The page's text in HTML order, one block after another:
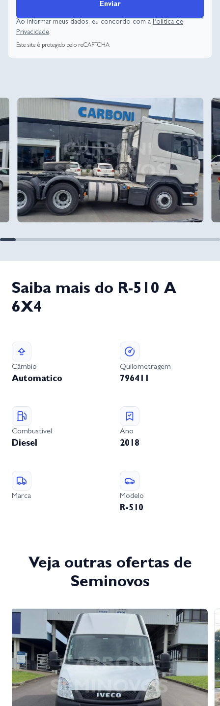
Enviar
Ao informar meus dados, eu concordo com a Política de
Privacidade.
Este site é protegido pelo reCAPTCHA
Saiba mais do R-510 A
6X4
Câmbio
Automatico
Quilometragem
796411
Combustível
Diesel
Ano
2018
Marca Modelo
R-510
Veja outras ofertas de
Seminovos